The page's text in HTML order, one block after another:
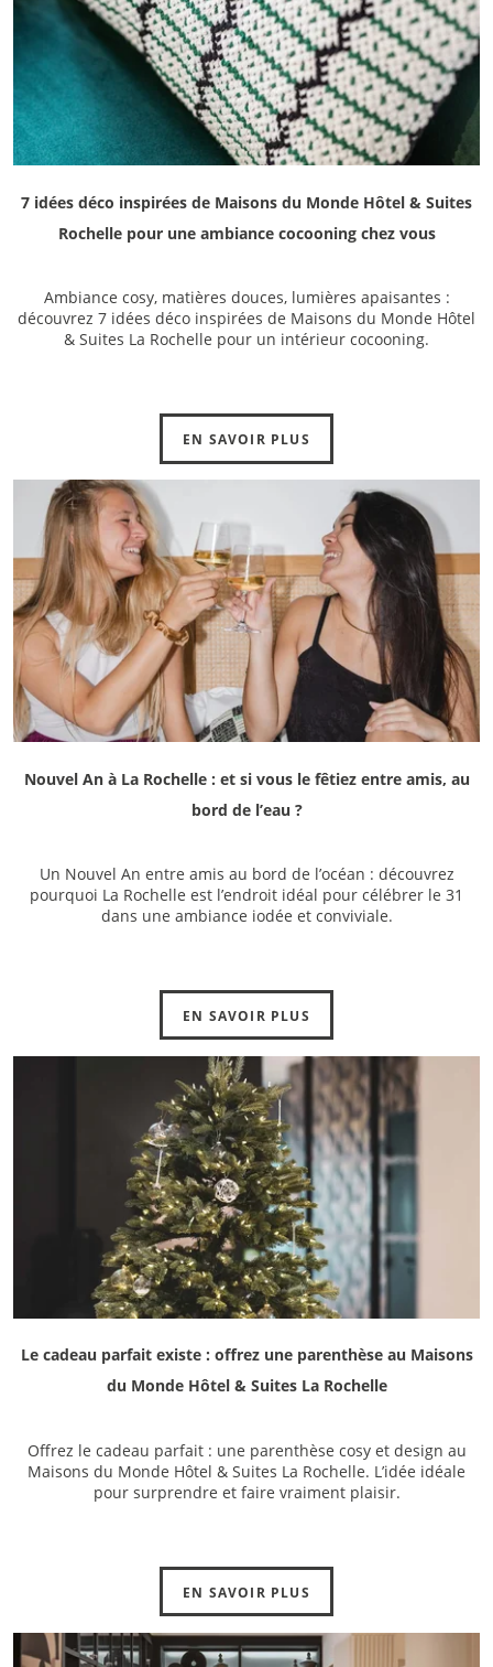
7 idées déco inspirées de Maisons du Monde Hôtel & Suites
Rochelle pour une ambiance cocooning chez vous
Ambiance cosy, matières douces, lumières apaisantes :
découvrez 7 idées déco inspirées de Maisons du Monde Hôtel
& Suites La Rochelle pour un intérieur cocooning.
EN SAVOIR PLUS
Nouvel An à La Rochelle : et si vous le fêtiez entre amis, au
bord de l’eau ?
Un Nouvel An entre amis au bord de l’océan : découvrez
pourquoi La Rochelle est l’endroit idéal pour célébrer le 31
dans une ambiance iodée et conviviale.
EN SAVOIR PLUS
Le cadeau parfait existe : offrez une parenthèse au Maisons
du Monde Hôtel & Suites La Rochelle
Offrez le cadeau parfait : une parenthèse cosy et design au
Maisons du Monde Hôtel & Suites La Rochelle. L’idée idéale
pour surprendre et faire vraiment plaisir.
EN SAVOIR PLUS